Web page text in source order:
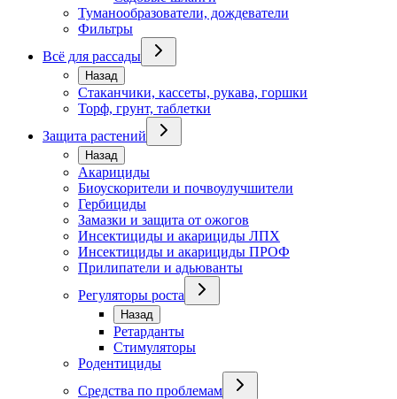
Туманообразователи, дождеватели
Фильтры
Всё для рассады
Назад
Стаканчики, кассеты, рукава, горшки
Торф, грунт, таблетки
Защита растений
Назад
Акарициды
Биоускорители и почвоулучшители
Гербициды
Замазки и защита от ожогов
Инсектициды и акарициды ЛПХ
Инсектициды и акарициды ПРОФ
Прилипатели и адьюванты
Регуляторы роста
Назад
Ретарданты
Стимуляторы
Родентициды
Средства по проблемам